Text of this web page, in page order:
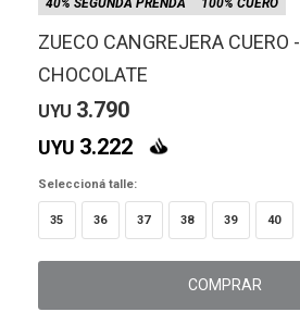
100% CUERO
40% SEGUNDA PRENDA
ZUECO CANGREJERA CUERO -
CHOCOLATE
UYU 3.790
UYU 3.222
Seleccioná talle:
35 36 37 38 39 40
COMPRAR